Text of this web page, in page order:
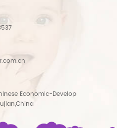
Economic-Develop